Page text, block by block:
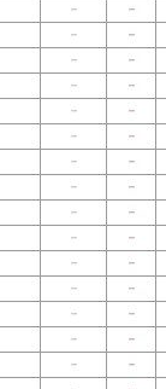
－
－
－
－
－
－
－
－
－
－
－
－
－
－
－
－
－
－
－
－
－
－
－
－
－
－
－
－
－
－